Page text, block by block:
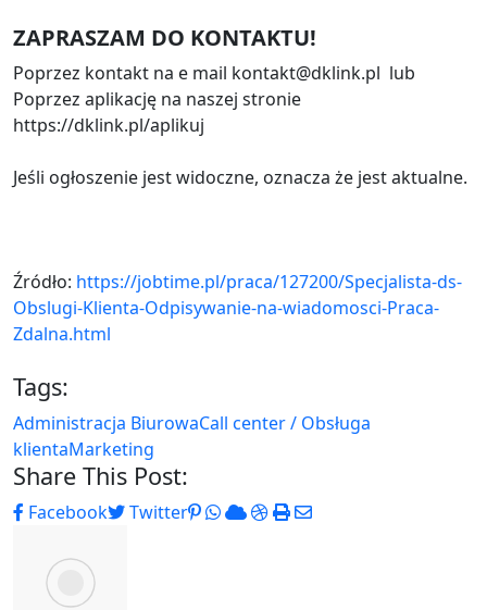
ZAPRASZAM DO KONTAKTU!
Poprzez kontakt na e mail kontakt@dklink.pl lub
Poprzez aplikację na naszej stronie
https://dklink.pl/aplikuj
Jeśli ogłoszenie jest widoczne, oznacza że jest aktualne.
Źródło: https://jobtime.pl/praca/127200/Specjalista-ds-
Obslugi-Klienta-Odpisywanie-na-wiadomosci-Praca-
Zdalna.html
Tags:
Administracja BiurowaCall center / Obsługa
klientaMarketing
Share This Post:
Facebook Twitter Pinterest
Whatsapp
CloudStumbleUpon
PrintShare